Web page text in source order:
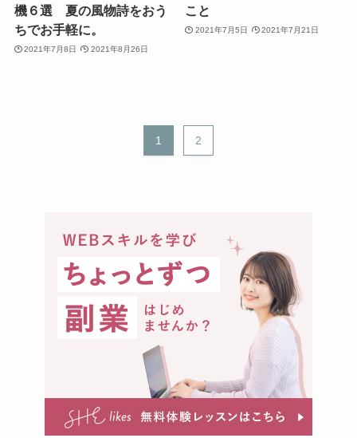
機６選 夏の風物詩をおう
ちでお手軽に。
2021年7月8日 2021年8月26日
こと
2021年7月5日 2021年7月21日
1 2